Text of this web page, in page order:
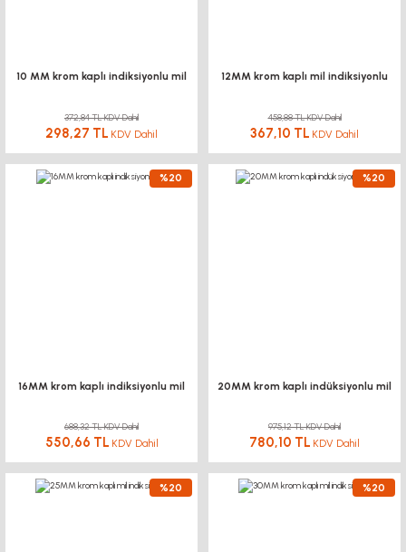
10 MM krom kaplı indiksiyonlu mil
372,84 TL KDV Dahil
298,27 TL KDV Dahil
12MM krom kaplı mil indiksiyonlu
458,88 TL KDV Dahil
367,10 TL KDV Dahil
%20
16MM krom kaplı indiksiyonlu mil
688,32 TL KDV Dahil
550,66 TL KDV Dahil
%20
20MM krom kaplı indüksiyonlu mil
975,12 TL KDV Dahil
780,10 TL KDV Dahil
%20 %20